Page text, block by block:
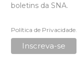
boletins da SNA.
Política de Privacidade.